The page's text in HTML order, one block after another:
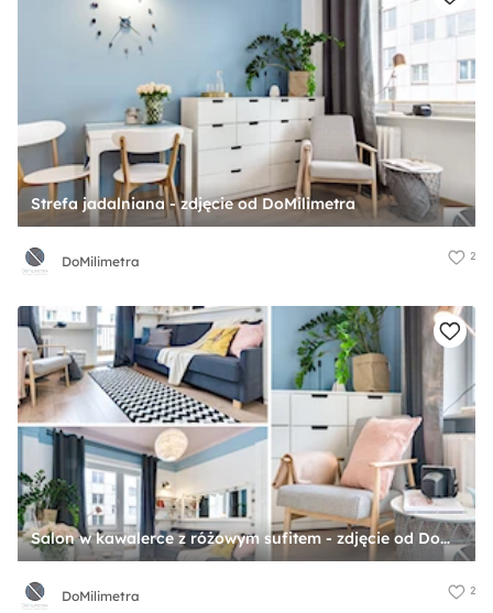
Strefa jadalniana - zdjęcie od DoMilimetra
DoMilimetra 2
Salon w kawalerce z różowym sufitem - zdjęcie od DoMilimetra
DoMilimetra 2